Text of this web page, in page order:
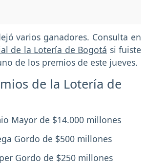
varios ganadores. Consulta en
de la Lotería de Bogotá si fuiste
de los premios de este jueves.
de la Lotería de
Mayor de $14.000 millones
Gordo de $500 millones
Gordo de $250 millones